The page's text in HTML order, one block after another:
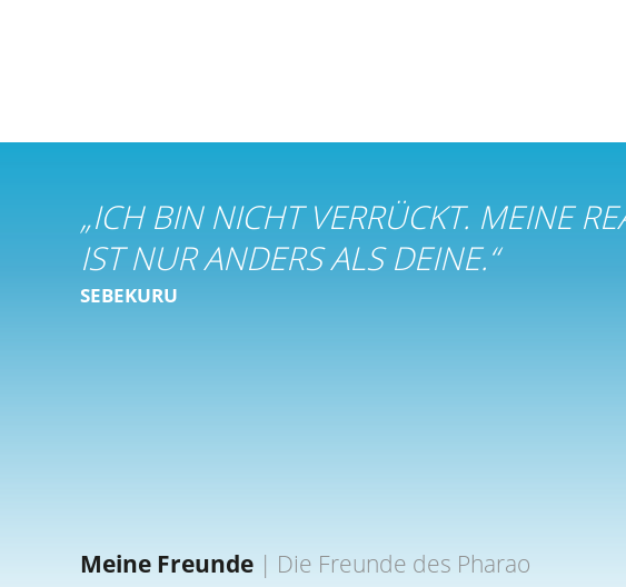
„ICH BIN NICHT VERRÜCKT. MEINE
IST NUR ANDERS ALS DEINE.“
SEBEKURU
Meine Freunde | Die Freunde des Pharao